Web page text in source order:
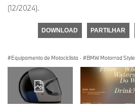
(12/2024).
DOWNLOAD PARTILHAR
Equipamento de Motociclista · BMW Motorrad Style